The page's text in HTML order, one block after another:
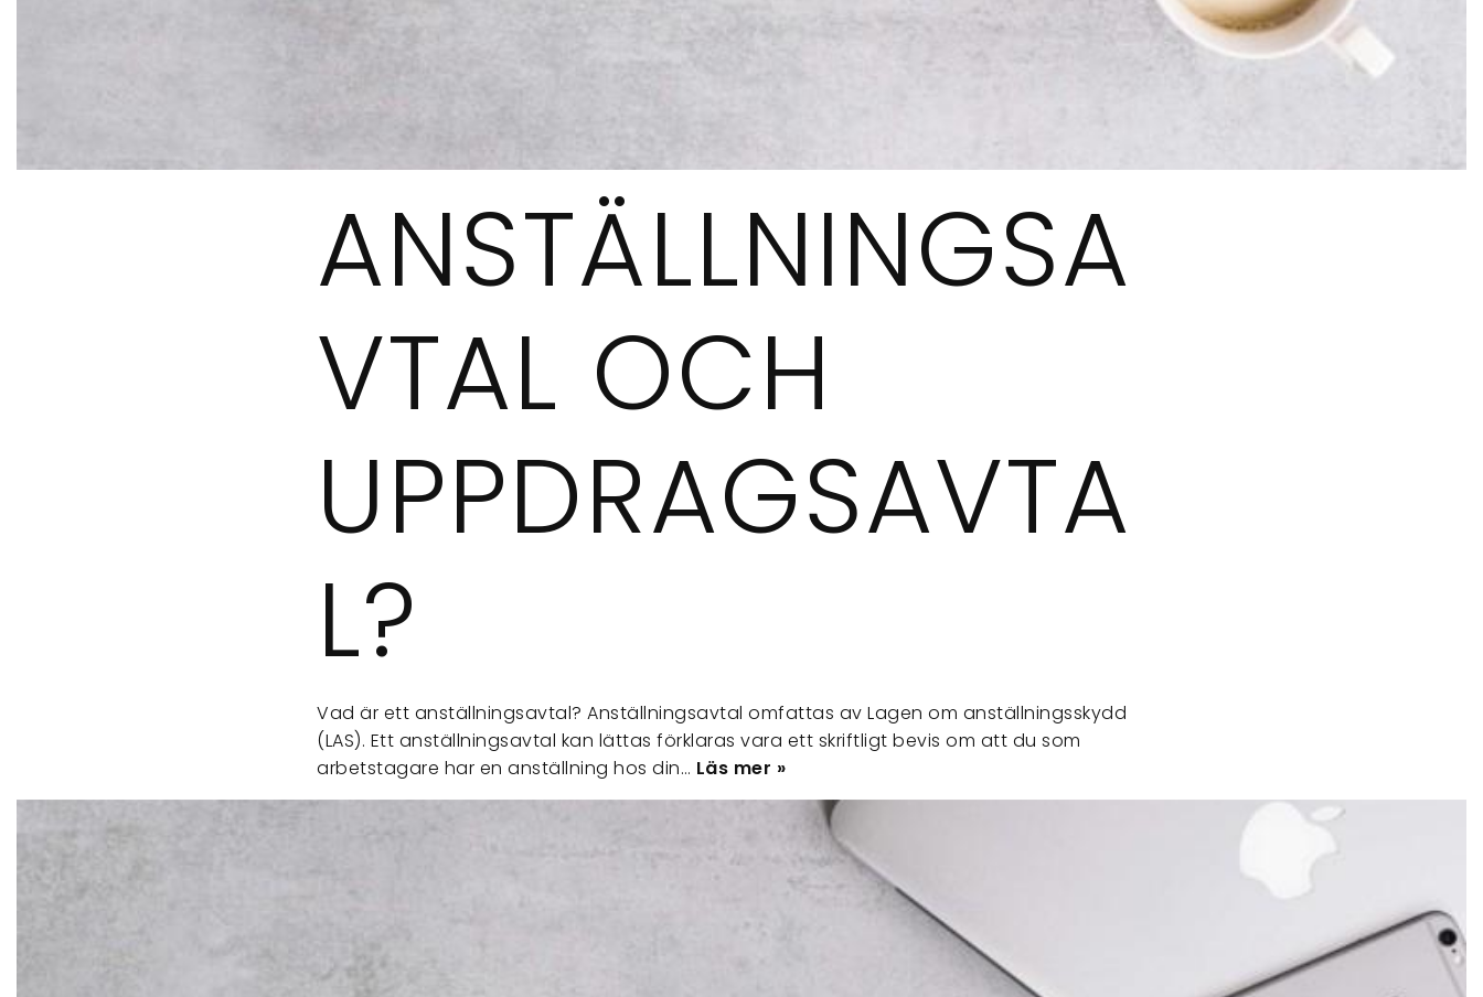
ANSTÄLLNINGSA
VTAL OCH
UPPDRAGSAVTA
L?
Vad är ett anställningsavtal? Anställningsavtal omfattas av Lagen om anställningsskydd
(LAS). Ett anställningsavtal kan lättas förklaras vara ett skriftligt bevis om att du som
arbetstagare har en anställning hos din… Läs mer »